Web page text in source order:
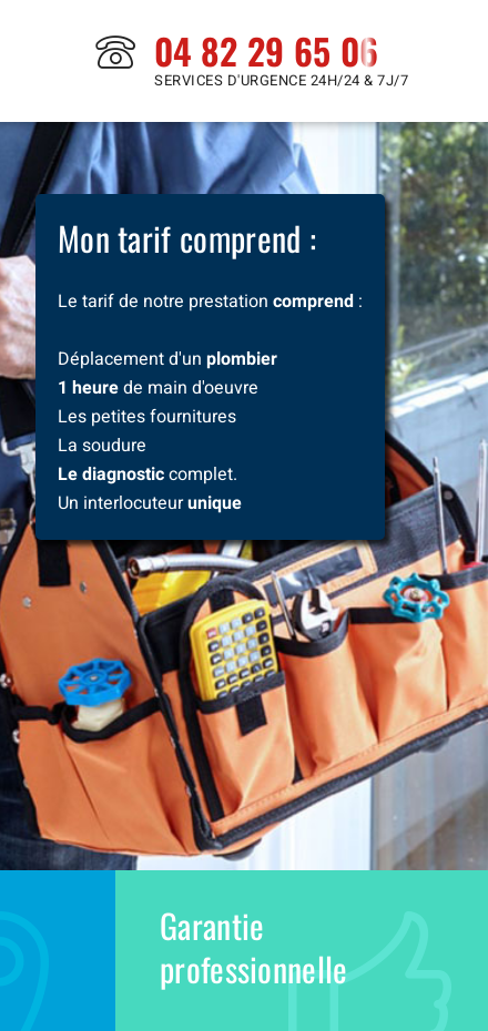
04 82 29 65 06
SERVICES D'URGENCE 24H/24 & 7J/7
Mon tarif comprend :
Le tarif de notre prestation comprend :
Déplacement d'un plombier
1 heurede main d'oeuvre
Les petites fournitures
La soudure
Le diagnosticcomplet.
Un interlocuteurunique
Garantie
professionnelle